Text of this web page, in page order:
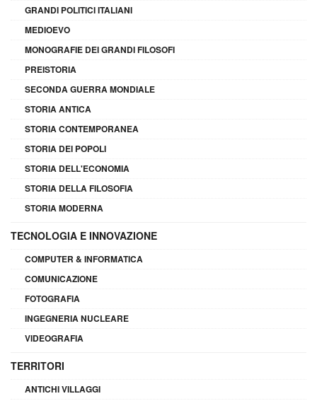
GRANDI POLITICI ITALIANI
MEDIOEVO
MONOGRAFIE DEI GRANDI FILOSOFI
PREISTORIA
SECONDA GUERRA MONDIALE
STORIA ANTICA
STORIA CONTEMPORANEA
STORIA DEI POPOLI
STORIA DELL'ECONOMIA
STORIA DELLA FILOSOFIA
STORIA MODERNA
TECNOLOGIA E INNOVAZIONE
COMPUTER & INFORMATICA
COMUNICAZIONE
FOTOGRAFIA
INGEGNERIA NUCLEARE
VIDEOGRAFIA
TERRITORI
ANTICHI VILLAGGI